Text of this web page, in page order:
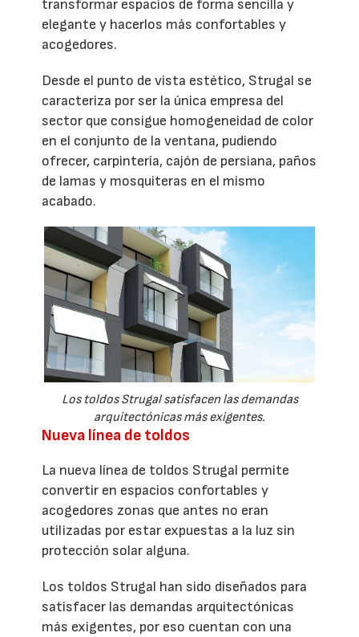
transformar espacios de forma sencilla y
elegante y hacerlos más confortables y
acogedores.
Desde el punto de vista estético, Strugal se
caracteriza por ser la única empresa del
sector que consigue homogeneidad de color
en el conjunto de la ventana, pudiendo
ofrecer, carpintería, cajón de persiana, paños
de lamas y mosquiteras en el mismo
acabado.
Los toldos Strugal satisfacen las demandas
arquitectónicas más exigentes.
Nueva línea de toldos
La nueva línea de toldos Strugal permite
convertir en espacios confortables y
acogedores zonas que antes no eran
utilizadas por estar expuestas a la luz sin
protección solar alguna.
Los toldos Strugal han sido diseñados para
satisfacer las demandas arquitectónicas
más exigentes, por eso cuentan con una